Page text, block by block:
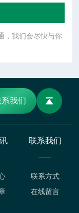
，我们会尽快与你
我们
联系我们
联系方式
在线留言